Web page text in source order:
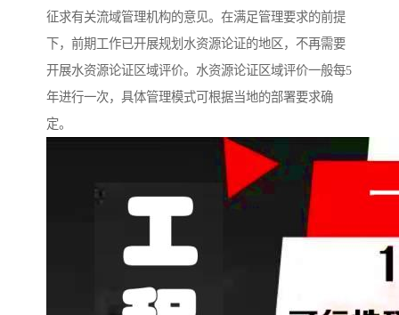
征求有关流域管理机构的意见。在满足管理要求的前提
下，前期工作已开展规划水资源论证的地区，不再需要
开展水资源论证区域评价。水资源论证区域评价一般每5
年进行一次，具体管理模式可根据当地的部署要求确
定。